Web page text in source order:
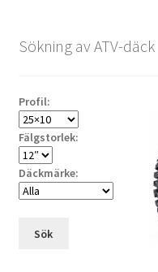
Sökning av ATV-däck
Profil:
Fälgstorlek:
Däckmärke:
Sök